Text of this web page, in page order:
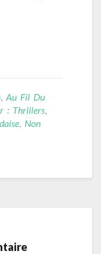
, Au Fil Du
: Thrillers,
, Non